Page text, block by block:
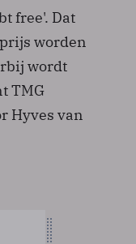
free'. Dat
worden
wordt
TMG
Hyves van